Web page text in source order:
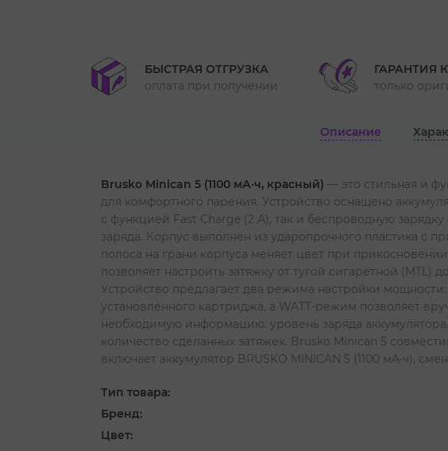
БЫСТРАЯ ОТГРУЗКА
оплата при получении
ГАРАНТИЯ
только
Описание
Brusko Minican 5 (1100 мА·ч, красный) — это стильная и
для комфортного парения. Устройство оснащено
с функцией Fast Charge (2 А), так и беспроводную
заряда. Корпус выполнен из ударопрочного пластика с
полоса на грани корпуса меняет цвет при
позволяет настроить затяжку от тугой сигаретной
Устройство предлагает два режима настройки
установленного картриджа, а WATT-режим позволяет
необходимую информацию: уровень заряда
количество сделанных затяжек. Brusko Minican 5
включает аккумулятор BRUSKO MINICAN 5 (1100 мА·ч),
Тип товара:
Бренд:
Цвет: